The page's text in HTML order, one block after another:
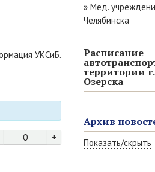
УКСиБ.
0 +
» Мед.
Челябинска
Расписание
территории г.
Озерска
Архив
Показать/скрыть